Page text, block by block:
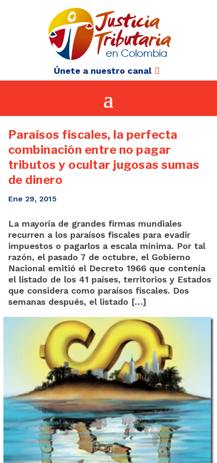
Únete a nuestro canal
Paraísos fiscales, la perfecta
combinación entre no pagar
tributos y ocultar jugosas sumas
de dinero
Ene 29, 2015
La mayoría de grandes firmas mundiales
recurren a los paraísos fiscales para evadir
impuestos o pagarlos a escala mínima. Por tal
razón, el pasado 7 de octubre, el Gobierno
Nacional emitió el Decreto 1966 que contenía
el listado de los 41 países, territorios y Estados
que considera como paraísos fiscales. Dos
semanas después, el listado […]